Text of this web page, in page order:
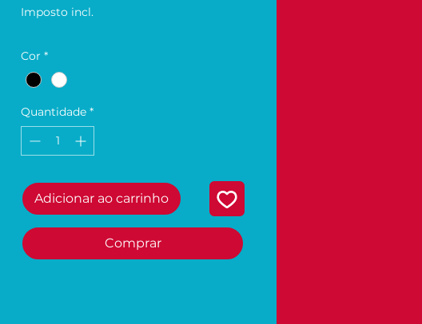
Imposto incl.
Cor *
Quantidade *
Adicionar ao carrinho
Comprar